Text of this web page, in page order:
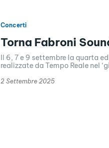
Concerti
Torna Fabroni
Il 6, 7 e 9 settembre la quarta
realizzate da Tempo Reale nel
2 Settembre 2025